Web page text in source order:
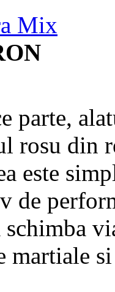
Mix
parte,
rosu din
este
de
martiale